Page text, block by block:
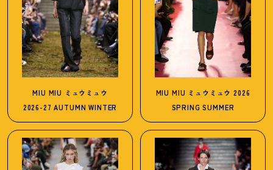
MIU MIU ミュウミュウ
2026-27 AUTUMN WINTER
MIU MIU ミュウミュウ 2026
SPRING SUMMER